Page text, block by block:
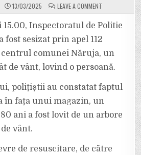
13/03/2025 LEAVE A COMMENTON
UN
DE
80
DE
ANI
MURIT
NĂRUJA
A
FOST
LOVIT
DE
UN
COPAC
Inspectoratul de Politie
fost sesizat prin apel 112
comunei Năruja, un
de vânt, lovind o persoană.
polițiștii au constatat faptul
în fața unui magazin, un
ani a fost lovit de un arbore
vânt.
de resuscitare, de către